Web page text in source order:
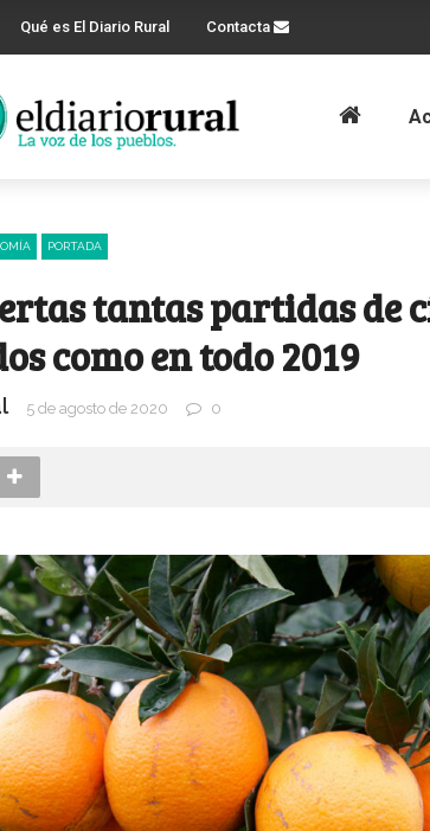
Qué es El Diario Rural Contacta
PORTADA
tantas partidas de
como en todo 2019
5 de agosto de 2020 0